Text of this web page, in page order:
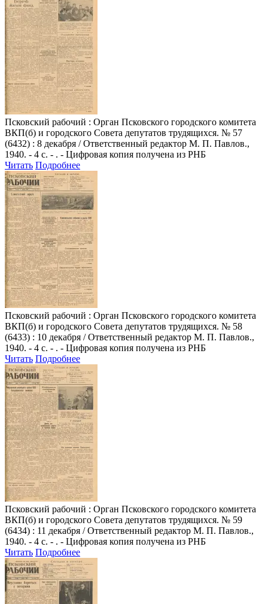
Псковский рабочий : Орган Псковского городского комитета
ВКП(б) и городского Совета депутатов трудящихся. № 57
(6432) : 8 декабря / Ответственный редактор М. П. Павлов.,
1940. - 4 с. - . - Цифровая копия получена из РНБ
Читать Подробнее
Псковский рабочий : Орган Псковского городского комитета
ВКП(б) и городского Совета депутатов трудящихся. № 58
(6433) : 10 декабря / Ответственный редактор М. П. Павлов.,
1940. - 4 с. - . - Цифровая копия получена из РНБ
Читать Подробнее
Псковский рабочий : Орган Псковского городского комитета
ВКП(б) и городского Совета депутатов трудящихся. № 59
(6434) : 11 декабря / Ответственный редактор М. П. Павлов.,
1940. - 4 с. - . - Цифровая копия получена из РНБ
Читать Подробнее